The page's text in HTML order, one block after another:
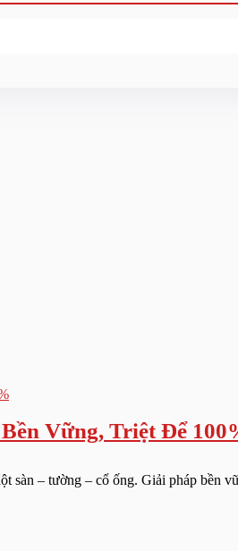
Vững, Triệt Để
sàn – tường – cổ ống. Giải pháp bền